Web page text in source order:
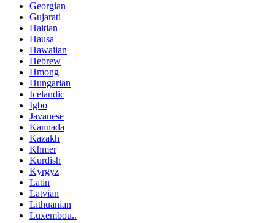
Georgian
Gujarati
Haitian
Hausa
Hawaiian
Hebrew
Hmong
Hungarian
Icelandic
Igbo
Javanese
Kannada
Kazakh
Khmer
Kurdish
Kyrgyz
Latin
Latvian
Lithuanian
Luxembou..